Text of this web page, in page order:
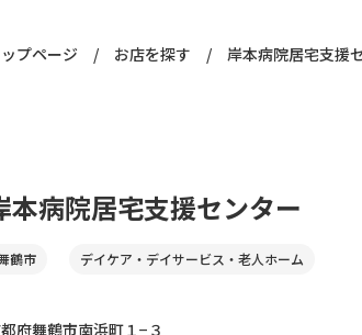
ップページ / お店を探す / 岸本病院居宅支援
本病院居宅支援センター
鶴市 デイケア・デイサービス・老人ホーム
府舞鶴市南浜町１−３